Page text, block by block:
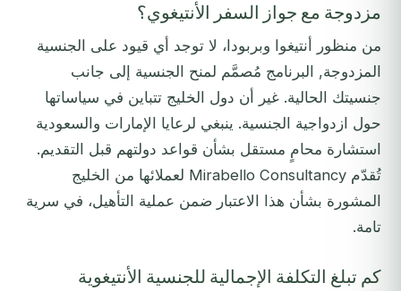
مزدوجة مع جواز السفر الأنتيغوي؟
من منظور أنتيغوا وبربودا، لا توجد أي قيود على الجنسية
المزدوجة, البرنامج مُصمَّم لمنح الجنسية إلى جانب
جنسيتك الحالية. غير أن دول الخليج تتباين في سياساتها
حول ازدواجية الجنسية. ينبغي لرعايا الإمارات والسعودية
استشارة محامٍ مستقل بشأن قواعد دولتهم قبل التقديم.
تُقدّم Mirabello Consultancy لعملائها من الخليج
المشورة بشأن هذا الاعتبار ضمن عملية التأهيل، في سرية
تامة.
كم تبلغ التكلفة الإجمالية للجنسية الأنتيغوية